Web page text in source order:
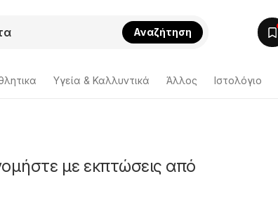
Αναζήτηση
Υγεία & Καλλυντικά Άλλος Ιστολόγιο
με εκπτώσεις από